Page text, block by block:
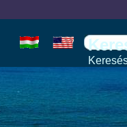
esle
today
horoscope
reddit
save